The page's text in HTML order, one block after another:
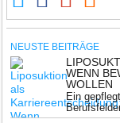
NEUSTE BEITRÄGE
WENN
OLLEN
Ein